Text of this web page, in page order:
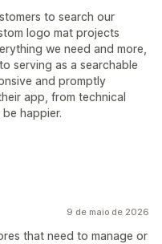
to search our
logo mat projects
we need and more,
serving as a searchable
and promptly
app, from technical
happier.
9 de maio de 2026
that need to manage or